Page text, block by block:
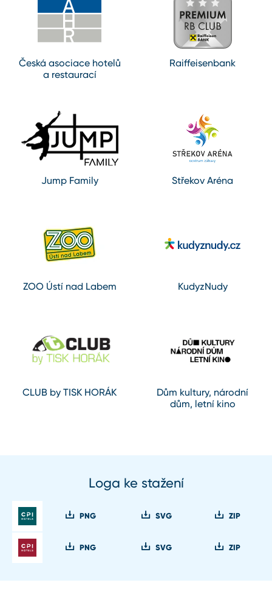
Česká asociace hotelů
a restaurací
Raiffeisenbank
Jump Family Střekov Aréna
ZOO Ústí nad Labem KudyzNudy
CLUB by TISK HORÁK
Dům kultury, národní
dům, letní kino
Loga ke stažení
PNG SVG ZIP
PNG SVG ZIP